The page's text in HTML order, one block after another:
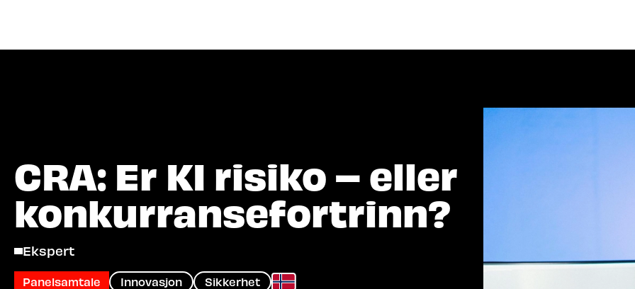
Hva leter du etter?
CRA: Er KI risiko – eller
konkurransefortrinn?
Ekspert
Panelsamtale Innovasjon Sikkerhet